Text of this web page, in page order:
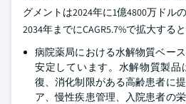
グメントは2024年に1億4800万ドル
2034年までにCAGR5.7%で拡大する
病院薬局における水解物質ベー
安定しています。水解物質製品
復、消化制限がある高齢患者に
ア、慢性疾患管理、入院患者の